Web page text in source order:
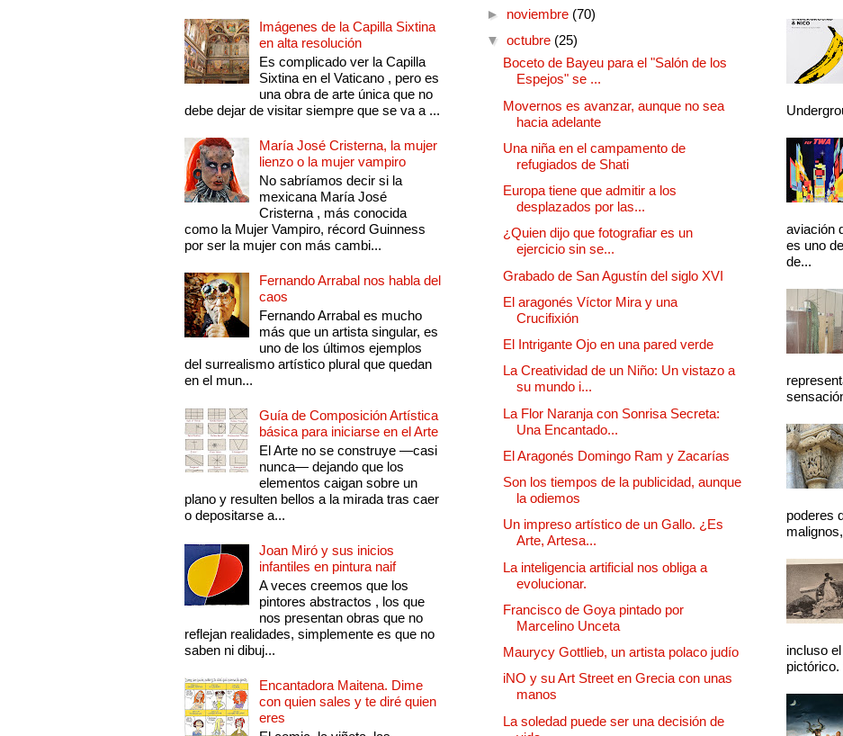
Imágenes de la Capilla Sixtina
en alta resolución
Es complicado ver la Capilla
Sixtina en el Vaticano , pero es
una obra de arte única que no
debe dejar de visitar siempre que se va a ...
María José Cristerna, la mujer
lienzo o la mujer vampiro
No sabríamos decir si la
mexicana María José
Cristerna , más conocida
como la Mujer Vampiro, récord Guinness
por ser la mujer con más cambi...
Fernando Arrabal nos habla del
caos
Fernando Arrabal es mucho
más que un artista singular, es
uno de los últimos ejemplos
del surrealismo artístico plural que quedan
en el mun...
Guía de Composición Artística
básica para iniciarse en el Arte
El Arte no se construye —casi
nunca— dejando que los
elementos caigan sobre un
plano y resulten bellos a la mirada tras caer
o depositarse a...
Joan Miró y sus inicios
infantiles en pintura naif
A veces creemos que los
pintores abstractos , los que
nos presentan obras que no
reflejan realidades, simplemente es que no
saben ni dibuj...
Encantadora Maitena. Dime
con quien sales y te diré quien
eres
► noviembre (70)
▼ octubre (25)
Boceto de Bayeu para el "Salón de los
Espejos" se ...
Movernos es avanzar, aunque no sea
hacia adelante
Una niña en el campamento de
refugiados de Shati
Europa tiene que admitir a los
desplazados por las...
¿Quien dijo que fotografiar es un
ejercicio sin se...
Grabado de San Agustín del siglo XVI
El aragonés Víctor Mira y una
Crucifixión
El Intrigante Ojo en una pared verde
La Creatividad de un Niño: Un vistazo a
su mundo i...
La Flor Naranja con Sonrisa Secreta:
Una Encantado...
El Aragonés Domingo Ram y Zacarías
Son los tiempos de la publicidad, aunque
la odiemos
Un impreso artístico de un Gallo. ¿Es
Arte, Artesa...
La inteligencia artificial nos obliga a
evolucionar.
Francisco de Goya pintado por
Marcelino Unceta
Maurycy Gottlieb, un artista polaco judío
iNO y su Art Street en Grecia con unas
manos
La soledad puede ser una decisión de
aviación
es uno
de...
poderes
incluso
pictórico.